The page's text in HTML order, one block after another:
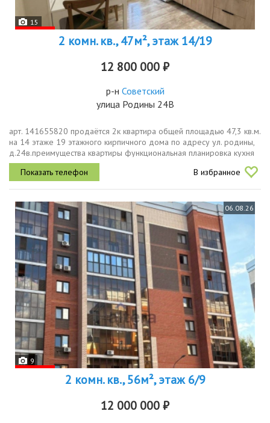
15
2 комн. кв., 47м², этаж 14/19
12 800 000 ₽
р-н Советский
улица Родины 24В
арт. 141655820 продаётся 2к квартира общей площадью 47,3 кв.м.
на 14 этаже 19 этажного кирпичного дома по адресу ул. родины,
д.24в.преимущества квартиры функциональная планировка кухня
9,5 кв.м. с выходом на балкон, 2 изолированные комнаты 13,9 кв....
В избранное
06.08.26
9
2 комн. кв., 56м², этаж 6/9
12 000 000 ₽